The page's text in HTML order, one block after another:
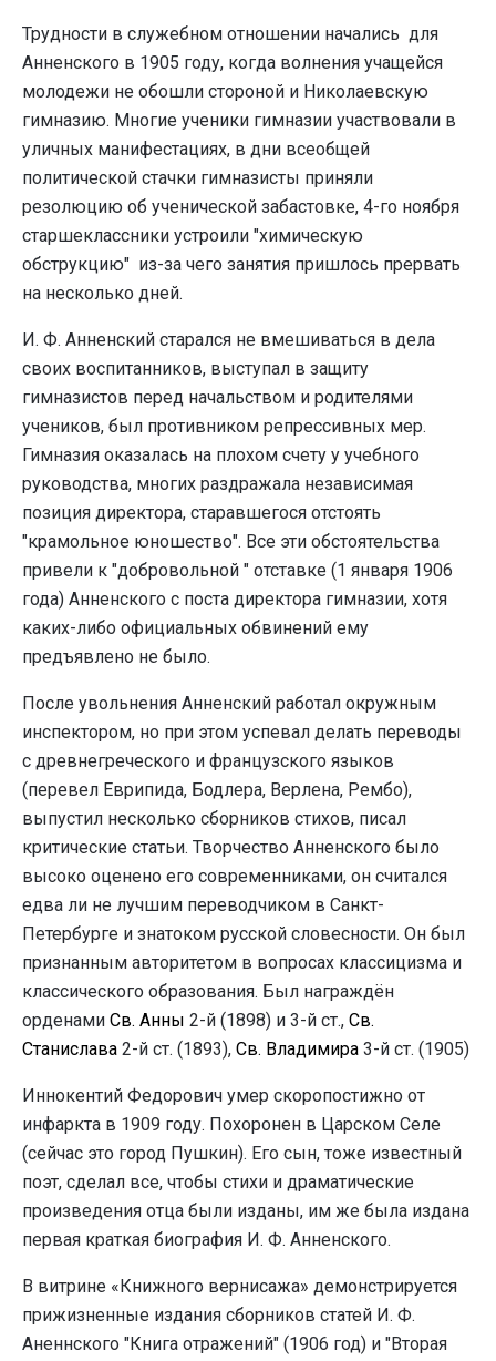
Трудности в служебном отношении начались для
Анненского в 1905 году, когда волнения учащейся
молодежи не обошли стороной и Николаевскую
гимназию. Многие ученики гимназии участвовали в
уличных манифестациях, в дни всеобщей
политической стачки гимназисты приняли
резолюцию об ученической забастовке, 4-го ноября
старшеклассники устроили "химическую
обструкцию" из-за чего занятия пришлось прервать
на несколько дней.
И. Ф. Анненский старался не вмешиваться в дела
своих воспитанников, выступал в защиту
гимназистов перед начальством и родителями
учеников, был противником репрессивных мер.
Гимназия оказалась на плохом счету у учебного
руководства, многих раздражала независимая
позиция директора, старавшегося отстоять
"крамольное юношество". Все эти обстоятельства
привели к "добровольной " отставке (1 января 1906
года) Анненского с поста директора гимназии, хотя
каких-либо официальных обвинений ему
предъявлено не было.
После увольнения Анненский работал окружным
инспектором, но при этом успевал делать переводы
с древнегреческого и французского языков
(перевел Еврипида, Бодлера, Верлена, Рембо),
выпустил несколько сборников стихов, писал
критические статьи. Творчество Анненского было
высоко оценено его современниками, он считался
едва ли не лучшим переводчиком в Санкт-
Петербурге и знатоком русской словесности. Он был
признанным авторитетом в вопросах классицизма и
классического образования. Был награждён
орденами Св. Анны 2-й (1898) и 3-й ст., Св.
Станислава 2-й ст. (1893), Св. Владимира 3-й ст. (1905)
Иннокентий Федорович умер скоропостижно от
инфаркта в 1909 году. Похоронен в Царском Селе
(сейчас это город Пушкин). Его сын, тоже известный
поэт, сделал все, чтобы стихи и драматические
произведения отца были изданы, им же была издана
первая краткая биография И. Ф. Анненского.
В витрине «Книжного вернисажа» демонстрируется
прижизненные издания сборников статей И. Ф.
Аненнского "Книга отражений" (1906 год) и "Вторая